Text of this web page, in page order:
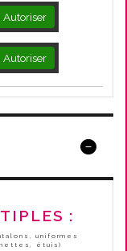
Autoriser
Autoriser
:
uniformes
étuis)